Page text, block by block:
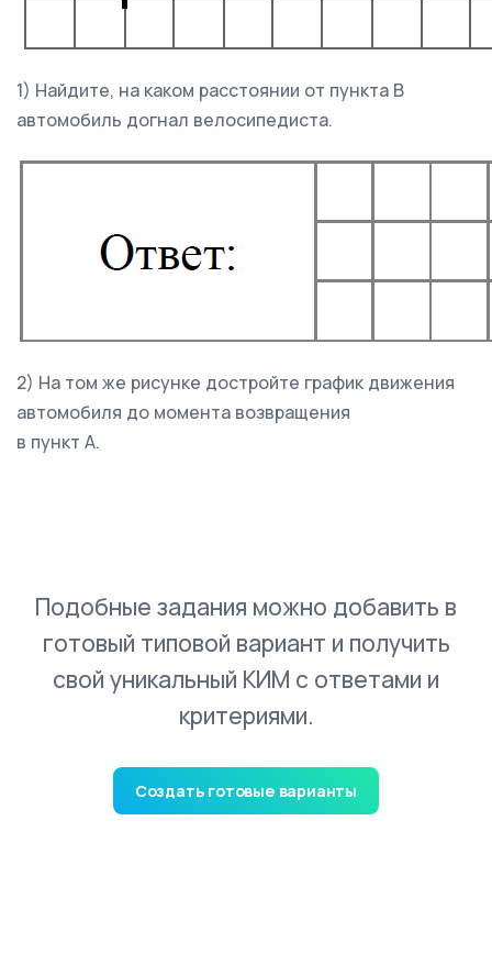
1) Найдите, на каком расстоянии от пункта В
автомобиль догнал велосипедиста.
2) На том же рисунке достройте график движения
автомобиля до момента возвращения
в пункт А.
Подобные задания можно добавить в
готовый типовой вариант и получить
свой уникальный КИМ с ответами и
критериями.
Создать готовые варианты